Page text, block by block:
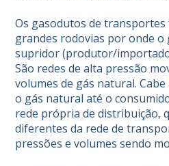
Os gasodutos de
grandes rodovias por onde o
supridor (produtor/
São redes de alta pressão
volumes de gás natural.
o gás natural até o
rede própria de distribuição,
diferentes da rede de
pressões e volumes sendo